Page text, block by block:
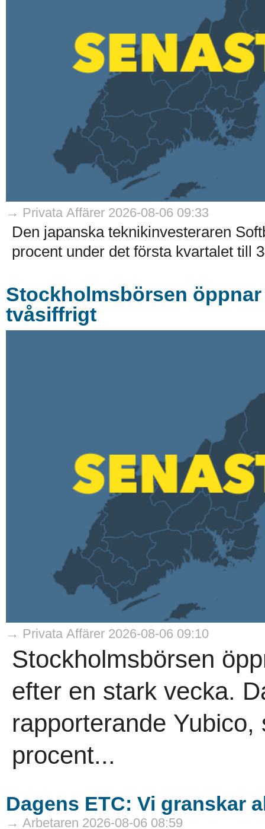
→ Privata Affärer 2026-08-06 09:33
Den japanska teknikinvesteraren
procent under det första kvartalet till
Stockholmsbörsen
tvåsiffrigt
→ Privata Affärer 2026-08-06 09:10
Stockholmsbörsen
efter en stark vecka.
rapporterande
procent...
Dagens ETC: Vi granskar
→ Arbetaren 2026-08-06 08:59